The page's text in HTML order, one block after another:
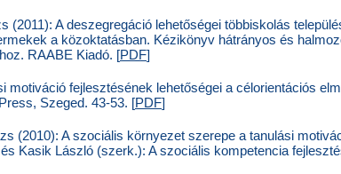
(2011): A deszegregáció lehetőségei többiskolás
a közoktatásban. Kézikönyv hátrányos és
RAABE Kiadó. [PDF]
motiváció fejlesztésének lehetőségei a célorientációs
Szeged. 43-53. [PDF]
(2010): A szociális környezet szerepe a tanulási
Kasik László (szerk.): A szociális kompetencia